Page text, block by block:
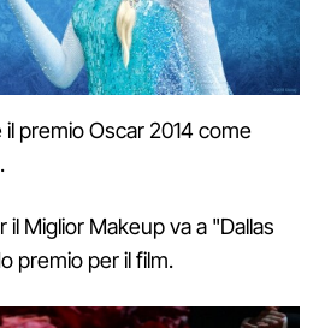
premio Oscar 2014 come
il Miglior Makeup va a "Dallas
premio per il film.